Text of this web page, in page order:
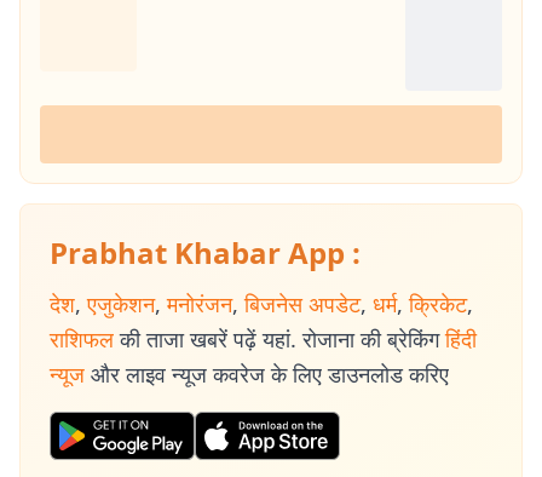
Prabhat Khabar App :
देश, एजुकेशन, मनोरंजन, बिजनेस अपडेट, धर्म, क्रिकेट,
राशिफल की ताजा खबरें पढ़ें यहां. रोजाना की ब्रेकिंग हिंदी
न्यूज और लाइव न्यूज कवरेज के लिए डाउनलोड करिए